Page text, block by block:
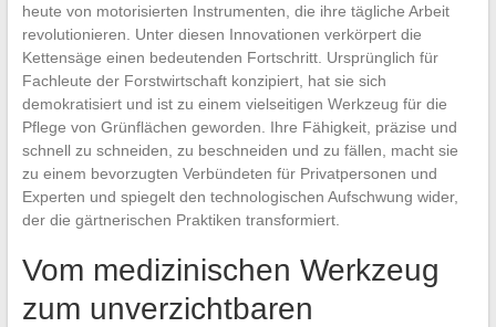
heute von motorisierten Instrumenten, die ihre tägliche Arbeit
revolutionieren. Unter diesen Innovationen verkörpert die
Kettensäge einen bedeutenden Fortschritt. Ursprünglich für
Fachleute der Forstwirtschaft konzipiert, hat sie sich
demokratisiert und ist zu einem vielseitigen Werkzeug für die
Pflege von Grünflächen geworden. Ihre Fähigkeit, präzise und
schnell zu schneiden, zu beschneiden und zu fällen, macht sie
zu einem bevorzugten Verbündeten für Privatpersonen und
Experten und spiegelt den technologischen Aufschwung wider,
der die gärtnerischen Praktiken transformiert.
Vom medizinischen Werkzeug
zum unverzichtbaren